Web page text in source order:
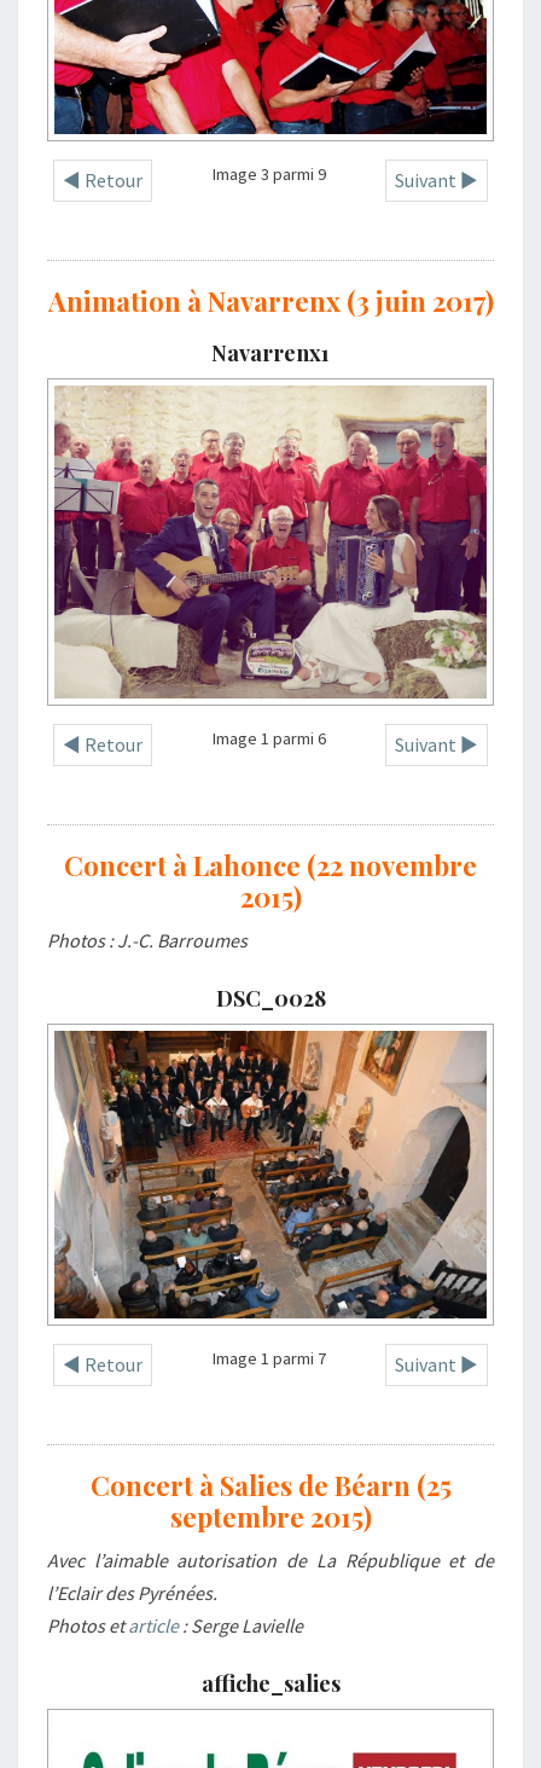
◄ Retour Suivant ►
Image 3 parmi 9
Animation à Navarrenx (3 juin 2017)
Navarrenx1
◄ Retour Suivant ►
Image 1 parmi 6
Concert à Lahonce (22 novembre
2015)
Photos : J.-C. Barroumes
DSC_0028
◄ Retour Suivant ►
Image 1 parmi 7
Concert à Salies de Béarn (25
septembre 2015)
Avec l’aimable autorisation de La République et de
l’Eclair des Pyrénées.
Photos etarticle: Serge Lavielle
affiche_salies